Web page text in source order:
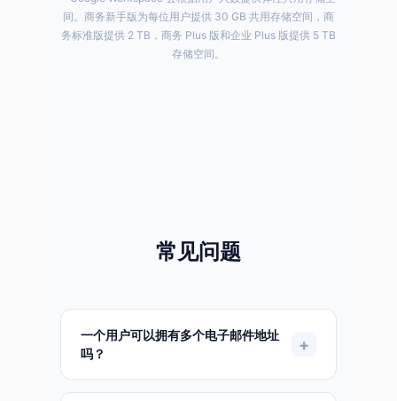
间。商务新手版为每位用户提供 30 GB 共用存储空间，商
务标准版提供 2 TB，商务 Plus 版和企业 Plus 版提供 5 TB
存储空间。
常见问题
一个用户可以拥有多个电子邮件地址
吗？
+